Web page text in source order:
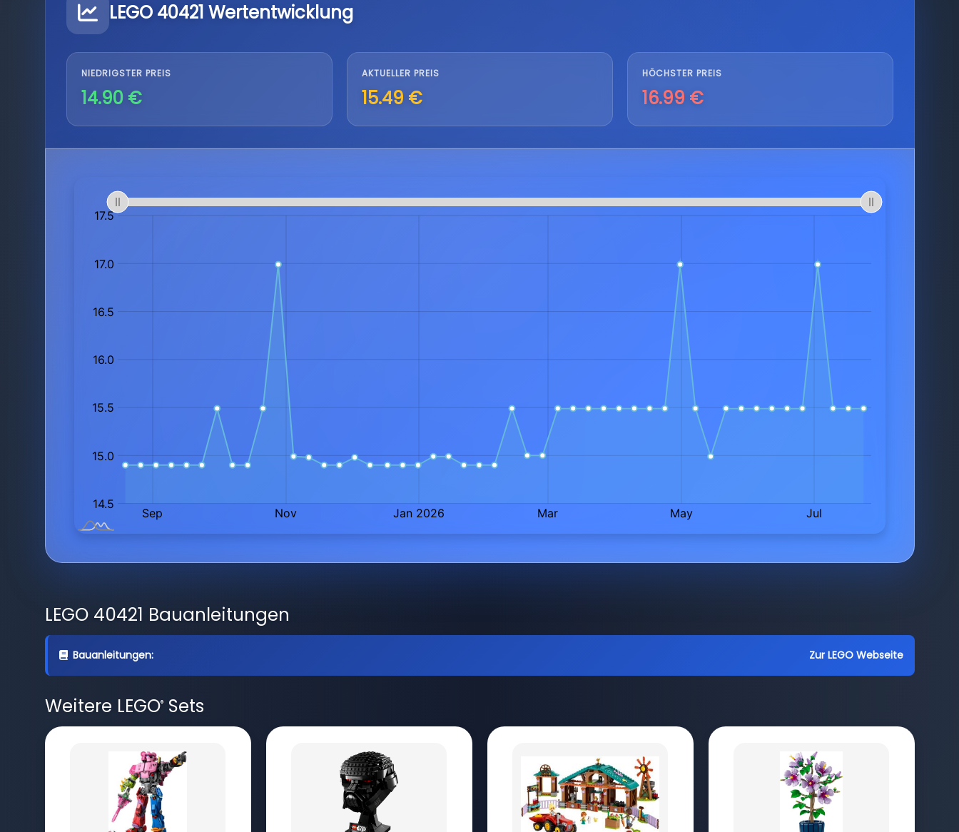
LEGO 40421 Wertentwicklung
NIEDRIGSTER PREIS
14.90 €
AKTUELLER PREIS
15.49 €
HÖCHSTER PREIS
16.99 €
LEGO 40421 Bauanleitungen
Bauanleitungen: Zur LEGO Webseite
Weitere LEGO®Sets